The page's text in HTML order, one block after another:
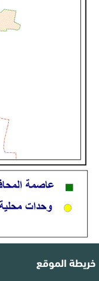
خريطة الموقع